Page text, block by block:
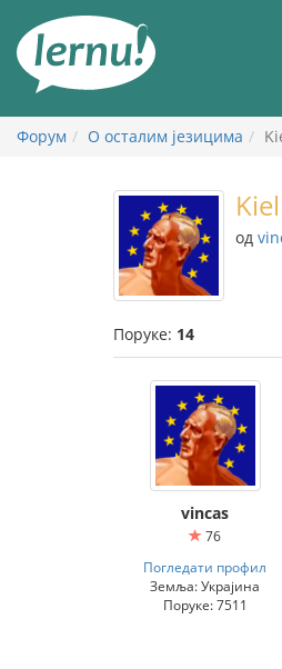
садржају
Форум О осталим језицима
од
Поруке: 14
vincas
76
Погледати профил
Земља: Украјина
Поруке: 7511